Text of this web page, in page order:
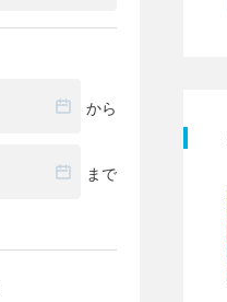
から
まで